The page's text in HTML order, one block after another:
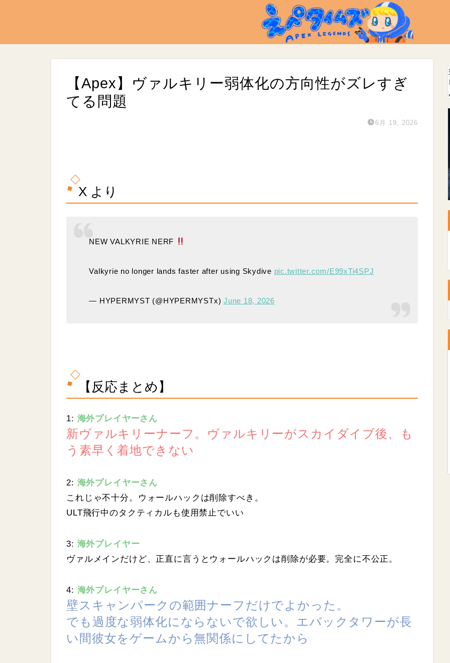
【Apex】ヴァルキリー弱体化の方向性がズレすぎ
てる問題
6月 19, 2026
t
7
X より
NEW VALKYRIE NERF
Valkyrie no longer lands faster after using Skydive pic.twitter.com/E99xTi4SPJ
— HYPERMYST (@HYPERMYSTx)June 18, 2026
【反応まとめ】
1: 海外プレイヤーさん
新ヴァルキリーナーフ。ヴァルキリーがスカイダイブ後、も
う素早く着地できない
2: 海外プレイヤーさん
これじゃ不十分。ウォールハックは削除すべき。
ULT飛行中のタクティカルも使用禁止でいい
3: 海外プレイヤー
ヴァルメインだけど、正直に言うとウォールハックは削除が必要。完全に不公正。
4: 海外プレイヤーさん
壁スキャンパークの範囲ナーフだけでよかった。
でも過度な弱体化にならないで欲しい。エバックタワーが長
い間彼女をゲームから無関係にしてたから